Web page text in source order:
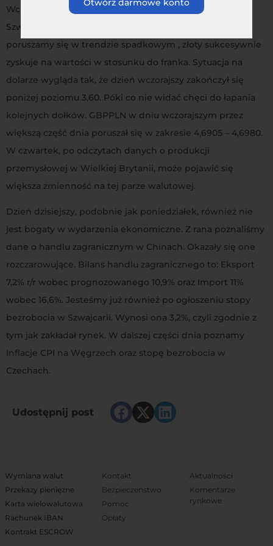
Wczorajsze, zgodnie z oczekiwaniami dane o inflacji w
Szwajcarii nie wpłynęły znacząco na CHFPLN. Póki co
poruszamy się w trendzie spadkowym , złoty sukcesywnie
zyskuje na wartości w stosunku do franka. Sytuacja na
dolarze wygląda tak, że dzień wczorajszy zakończył się
poniżej poziomu 3,60. Póki co nie widać chęci do łapania
kolejnych dołków. GBPPLN w dniu wczorajszym przez
większą część dnia poruszał się w zakresie 4,6905 – 4,6980.
W czwartek, po odczytach danych o produkcji
przemysłowej w Wielkiej Brytanii, może pojawić się
większa zmienność na tej parze walutowej.
Dzień dzisiejszy, podobnie jak poniedziałek, również nie
jest bogaty w wydarzenia ekonomiczne. Z rana poznaliśmy
dane o handlu zagranicznym w Chinach. Okazały się one
rozczarowujące. Bilans handlu zagranicznego to: Eksport
7,2% r/r wobec prognozowanego 10,9% oraz Import 11%
wobec 16,6%. Jesteśmy już również po ogłoszeniu stopy
bezrobocia w Szwajcarii. Wynosi ona 3,2%, czyli zgodnie z
tym jak zakładał rynek. W dalszej części dnia poznamy
Inflacje CPI na Węgrzech oraz stopę bezrobocia w
Czechach.
Udostępnij post
Wymiana walut
Przekazy pieniężne
Karta wielowalutowa
Rachunek IBAN
Kontrakt ESCROW
Kontakt
Bezpieczeństwo
Pomoc
Opłaty
Aktualności
Komentarze
rynkowe
Otwórz darmowe konto